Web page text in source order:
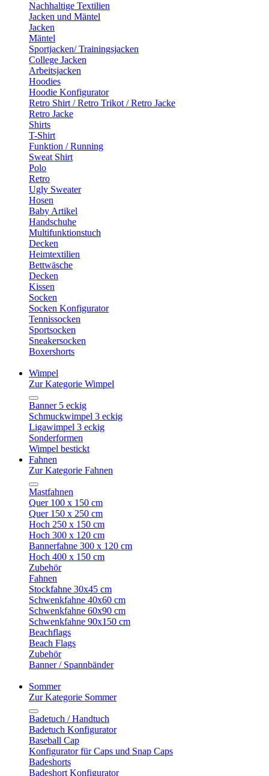
Nachhaltige Textilien
Jacken und Mäntel
Jacken
Mäntel
Sportjacken/ Trainingsjacken
College Jacken
Arbeitsjacken
Hoodies
Hoodie Konfigurator
Retro Shirt / Retro Trikot / Retro Jacke
Retro Jacke
Shirts
T-Shirt
Funktion / Running
Sweat Shirt
Polo
Retro
Ugly Sweater
Hosen
Baby Artikel
Handschuhe
Multifunktionstuch
Decken
Heimtextilien
Bettwäsche
Decken
Kissen
Socken
Socken Konfigurator
Tennissocken
Sportsocken
Sneakersocken
Boxershorts
Wimpel
Zur Kategorie Wimpel
Banner 5 eckig
Schmuckwimpel 3 eckig
Ligawimpel 3 eckig
Sonderformen
Wimpel bestickt
Fahnen
Zur Kategorie Fahnen
Mastfahnen
Quer 100 x 150 cm
Quer 150 x 250 cm
Hoch 250 x 150 cm
Hoch 300 x 120 cm
Bannerfahne 300 x 120 cm
Hoch 400 x 150 cm
Zubehör
Fahnen
Stockfahne 30x45 cm
Schwenkfahne 40x60 cm
Schwenkfahne 60x90 cm
Schwenkfahne 90x150 cm
Beachflags
Beach Flags
Zubehör
Banner / Spannbänder
Sommer
Zur Kategorie Sommer
Badetuch / Handtuch
Badetuch Konfigurator
Baseball Cap
Konfigurator für Caps und Snap Caps
Badeshorts
Badeshort Konfigurator